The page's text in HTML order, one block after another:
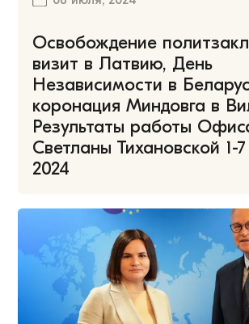
Освобождение
визит в Латвию, День
Независимости в
коронация Миндовга в
Результаты работы
Светланы Тихановской 1-
2024